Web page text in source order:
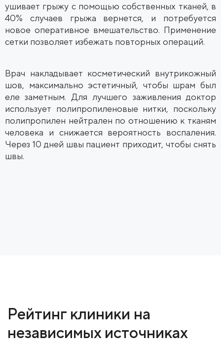
ушивает грыжу с помощью собственных тканей, в
40% случаев грыжа вернется, и потребуется
новое оперативное вмешательство. Применение
сетки позволяет избежать повторных операций.
Врач накладывает косметический внутрикожный
шов, максимально эстетичный, чтобы шрам был
еле заметным. Для лучшего заживления доктор
использует полипропиленовые нитки, поскольку
полипропилен нейтрален по отношению к тканям
человека и снижается вероятность воспаления.
Через 10 дней швы пациент приходит, чтобы снять
швы.
Рейтинг клиники на
независимых источниках